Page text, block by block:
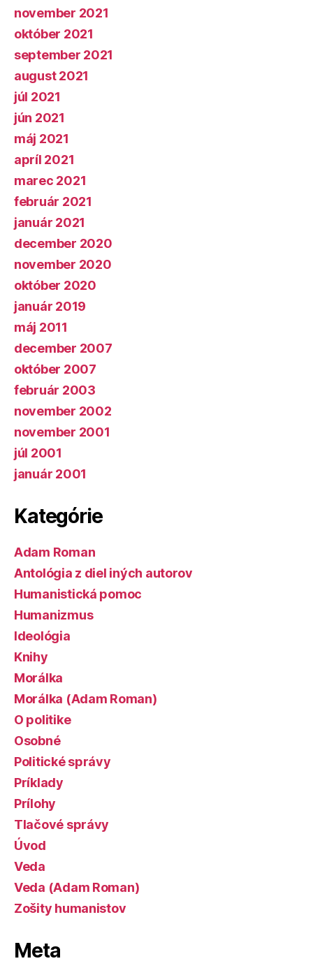
november 2021
október 2021
september 2021
august 2021
júl 2021
jún 2021
máj 2021
apríl 2021
marec 2021
február 2021
január 2021
december 2020
november 2020
október 2020
január 2019
máj 2011
december 2007
október 2007
február 2003
november 2002
november 2001
júl 2001
január 2001
Kategórie
Adam Roman
Antológia z diel iných autorov
Humanistická pomoc
Humanizmus
Ideológia
Knihy
Morálka
Morálka (Adam Roman)
O politike
Osobné
Politické správy
Príklady
Prílohy
Tlačové správy
Úvod
Veda
Veda (Adam Roman)
Zošity humanistov
Meta